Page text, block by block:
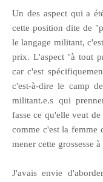
Un des aspect qui a
cette position dite de
le langage militant,
prix. L'aspect "à tout
car c'est
c'est-à-dire le camp
militant.e.s qui
fasse ce qu'elle veut
comme c'est la femme
mener cette grossesse
J'avais envie